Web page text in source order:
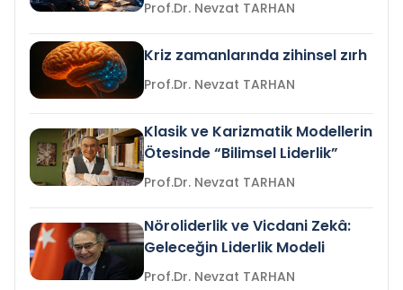
Prof.Dr. Nevzat TARHAN
Kriz zamanlarında zihinsel zırh
Prof.Dr. Nevzat TARHAN
Klasik ve Karizmatik Modellerin
Ötesinde “Bilimsel Liderlik”
Prof.Dr. Nevzat TARHAN
Nöroliderlik ve Vicdani Zekâ:
Geleceğin Liderlik Modeli
Prof.Dr. Nevzat TARHAN